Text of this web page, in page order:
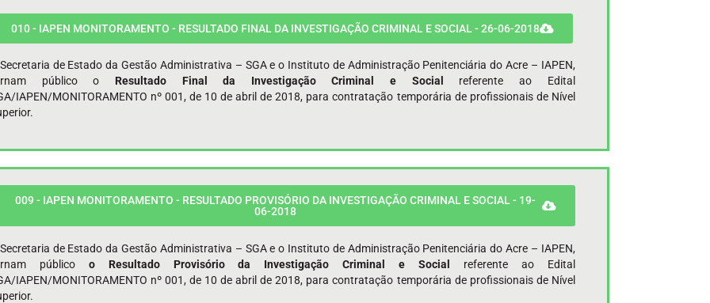
010 - IAPEN MONITORAMENTO - RESULTADO FINAL DA INVESTIGAÇÃO CRIMINAL E SOCIAL - 26-06-2018
de Estado da Gestão Administrativa – SGA e o Instituto de Administração Penitenciária do Acre – IAPEN,
público o Resultado Final da Investigação Criminal e Social referente ao Edital
IAPEN/MONITORAMENTO nº 001, de 10 de abril de 2018, para contratação temporária de profissionais de Nível
009 - IAPEN MONITORAMENTO - RESULTADO PROVISÓRIO DA INVESTIGAÇÃO CRIMINAL E SOCIAL - 19-
06-2018
de Estado da Gestão Administrativa – SGA e o Instituto de Administração Penitenciária do Acre – IAPEN,
público o Resultado Provisório da Investigação Criminal e Social referente ao Edital
IAPEN/MONITORAMENTO nº 001, de 10 de abril de 2018, para contratação temporária de profissionais de Nível